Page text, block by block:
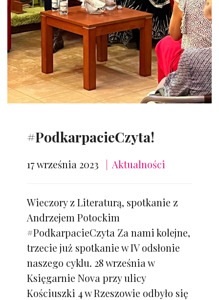
#PodkarpacieCzyta!
17 września 2023 Aktualności
Wieczory z Literaturą, spotkanie z
Andrzejem Potockim
#PodkarpacieCzyta Za nami kolejne,
trzecie już spotkanie w IV odsłonie
naszego cyklu. 28 września w
Księgarnie Nova przy ulicy
Kościuszki 4 w Rzeszowie odbyło się